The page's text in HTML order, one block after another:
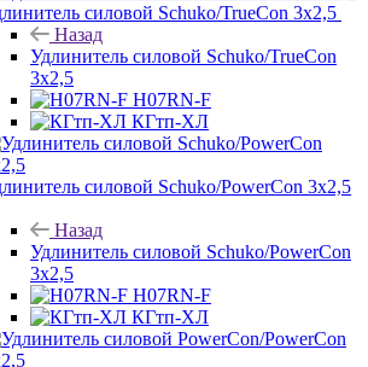
силовой Schuko/TrueCon 3х2,5
Назад
Удлинитель силовой Schuko/TrueCon
3х2,5
H07RN-F
КГтп-ХЛ
силовой Schuko/PowerCon 3х2,5
Назад
Удлинитель силовой Schuko/PowerCon
3х2,5
H07RN-F
КГтп-ХЛ